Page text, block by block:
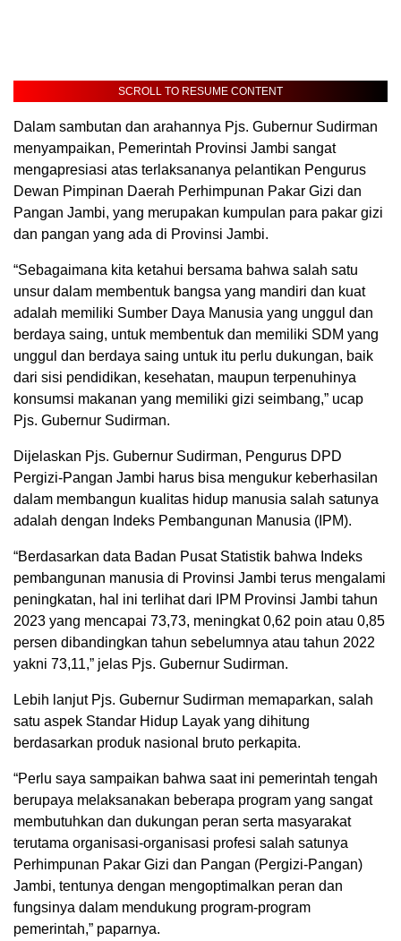
SCROLL TO RESUME CONTENT
Dalam sambutan dan arahannya Pjs. Gubernur Sudirman
menyampaikan, Pemerintah Provinsi Jambi sangat
mengapresiasi atas terlaksananya pelantikan Pengurus
Dewan Pimpinan Daerah Perhimpunan Pakar Gizi dan
Pangan Jambi, yang merupakan kumpulan para pakar gizi
dan pangan yang ada di Provinsi Jambi.
“Sebagaimana kita ketahui bersama bahwa salah satu
unsur dalam membentuk bangsa yang mandiri dan kuat
adalah memiliki Sumber Daya Manusia yang unggul dan
berdaya saing, untuk membentuk dan memiliki SDM yang
unggul dan berdaya saing untuk itu perlu dukungan, baik
dari sisi pendidikan, kesehatan, maupun terpenuhinya
konsumsi makanan yang memiliki gizi seimbang,” ucap
Pjs. Gubernur Sudirman.
Dijelaskan Pjs. Gubernur Sudirman, Pengurus DPD
Pergizi-Pangan Jambi harus bisa mengukur keberhasilan
dalam membangun kualitas hidup manusia salah satunya
adalah dengan Indeks Pembangunan Manusia (IPM).
“Berdasarkan data Badan Pusat Statistik bahwa Indeks
pembangunan manusia di Provinsi Jambi terus mengalami
peningkatan, hal ini terlihat dari IPM Provinsi Jambi tahun
2023 yang mencapai 73,73, meningkat 0,62 poin atau 0,85
persen dibandingkan tahun sebelumnya atau tahun 2022
yakni 73,11,” jelas Pjs. Gubernur Sudirman.
Lebih lanjut Pjs. Gubernur Sudirman memaparkan, salah
satu aspek Standar Hidup Layak yang dihitung
berdasarkan produk nasional bruto perkapita.
“Perlu saya sampaikan bahwa saat ini pemerintah tengah
berupaya melaksanakan beberapa program yang sangat
membutuhkan dan dukungan peran serta masyarakat
terutama organisasi-organisasi profesi salah satunya
Perhimpunan Pakar Gizi dan Pangan (Pergizi-Pangan)
Jambi, tentunya dengan mengoptimalkan peran dan
fungsinya dalam mendukung program-program
pemerintah,” paparnya.